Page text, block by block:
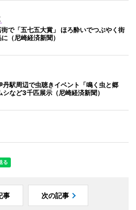
で「五七五大賞」 ほろ酔いでつぶやく街
（尼崎経済新聞）
丹駅周辺で虫聴きイベント「鳴く虫と郷
シなど3千匹展示（尼崎経済新聞）
事 次の記事